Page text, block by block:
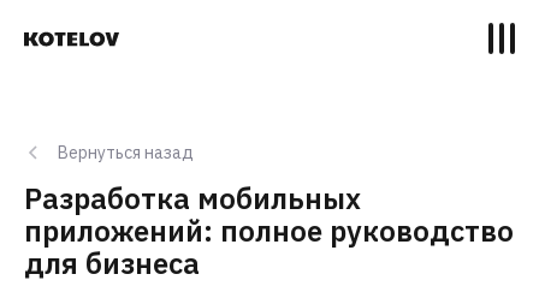
Вернуться назад
Разработка мобильных
приложений: полное руководство
для бизнеса